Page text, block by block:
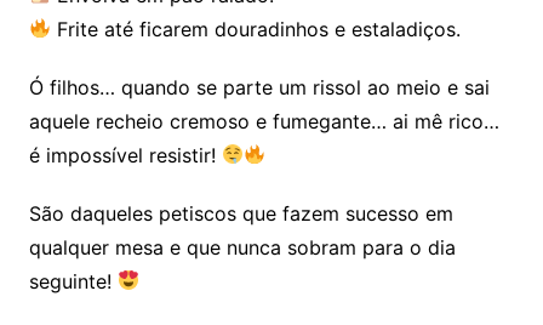
Frite até ficarem douradinhos e estaladiços.
Ó filhos… quando se parte um rissol ao meio e sai
aquele recheio cremoso e fumegante… ai mê rico…
é impossível resistir!
São daqueles petiscos que fazem sucesso em
qualquer mesa e que nunca sobram para o dia
seguinte!